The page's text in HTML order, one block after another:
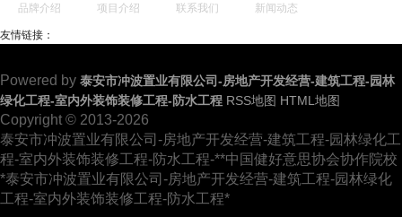
品牌介绍 项目介绍 联系我们 新闻动态
友情链接：
Powered by 泰安市冲波置业有限公司-房地产开发经营-建筑工程-园林
绿化工程-室内外装饰装修工程-防水工程 RSS地图 HTML地图
Copyright © 2013-2026
泰安市冲波置业有限公司-房地产开发经营-建筑工程-园林绿化工
程-室内外装饰装修工程-防水工程-**中国健好意思协会协作院校
*泰安市冲波置业有限公司-房地产开发经营-建筑工程-园林绿化
工程-室内外装饰装修工程-防水工程*